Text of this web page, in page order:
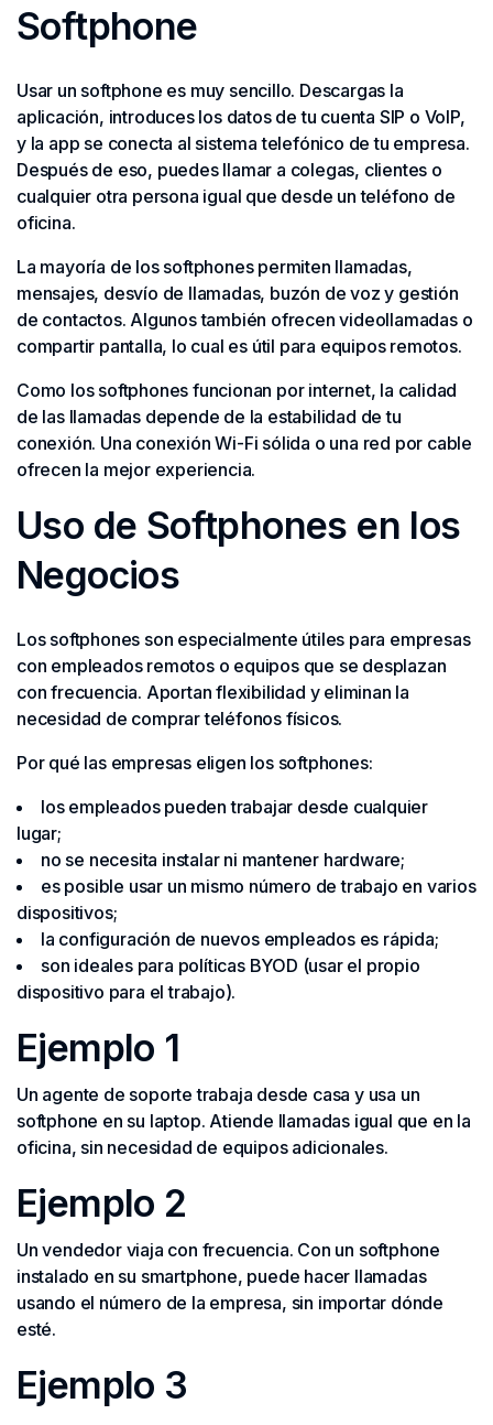
Softphone
Usar un softphone es muy sencillo. Descargas la
aplicación, introduces los datos de tu cuenta SIP o VoIP,
y la app se conecta al sistema telefónico de tu empresa.
Después de eso, puedes llamar a colegas, clientes o
cualquier otra persona igual que desde un teléfono de
oficina.
La mayoría de los softphones permiten llamadas,
mensajes, desvío de llamadas, buzón de voz y gestión
de contactos. Algunos también ofrecen videollamadas o
compartir pantalla, lo cual es útil para equipos remotos.
Como los softphones funcionan por internet, la calidad
de las llamadas depende de la estabilidad de tu
conexión. Una conexión Wi-Fi sólida o una red por cable
ofrecen la mejor experiencia.
Uso de Softphones en los
Negocios
Los softphones son especialmente útiles para empresas
con empleados remotos o equipos que se desplazan
con frecuencia. Aportan flexibilidad y eliminan la
necesidad de comprar teléfonos físicos.
Por qué las empresas eligen los softphones:
los empleados pueden trabajar desde cualquier
lugar;
no se necesita instalar ni mantener hardware;
es posible usar un mismo número de trabajo en varios
dispositivos;
la configuración de nuevos empleados es rápida;
son ideales para políticas BYOD (usar el propio
dispositivo para el trabajo).
Ejemplo 1
Un agente de soporte trabaja desde casa y usa un
softphone en su laptop. Atiende llamadas igual que en la
oficina, sin necesidad de equipos adicionales.
Ejemplo 2
Un vendedor viaja con frecuencia. Con un softphone
instalado en su smartphone, puede hacer llamadas
usando el número de la empresa, sin importar dónde
esté.
Ejemplo 3